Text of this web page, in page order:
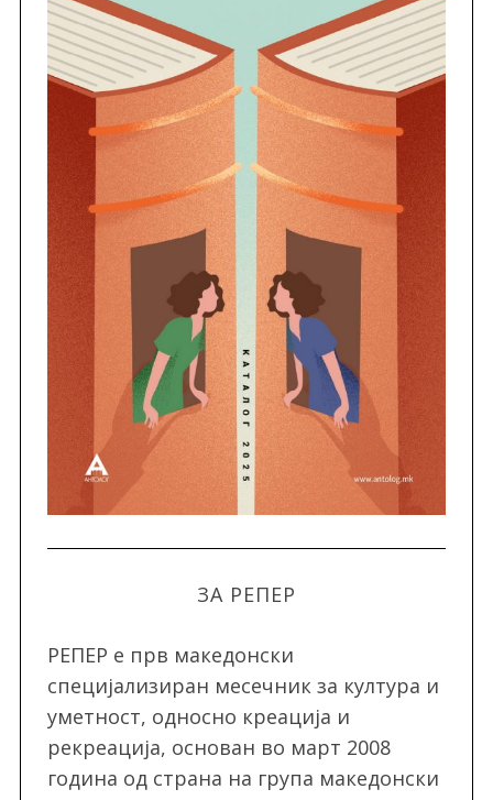
ЗА РЕПЕР
РЕПЕР e прв македонски
специјализиран месечник за култура и
уметност, односно креација и
рекреација, oснован во март 2008
година од страна на група македонски